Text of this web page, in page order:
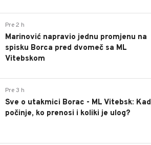
Pre 2 h
Marinović napravio jednu promjenu na
spisku Borca pred dvomeč sa ML
Vitebskom
Pre 3 h
Sve o utakmici Borac - ML Vitebsk: Kad
počinje, ko prenosi i koliki je ulog?